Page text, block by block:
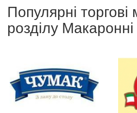
Популярні торгові
розділу